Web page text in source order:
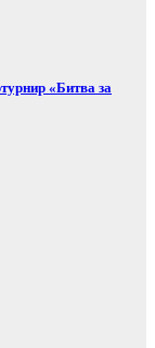
«Битва за